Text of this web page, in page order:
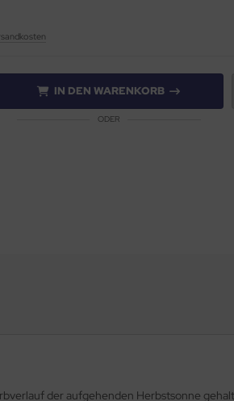
IN DEN WARENKORB
ODER
der aufgehenden Herbstsonne